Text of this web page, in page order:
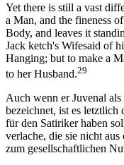
Yet there is still a vast
a Man, and the fineness
Body, and leaves it
Jack ketch's Wifesaid of
Hanging; but to make a
to her Husband.29
Auch wenn er Juvenal
bezeichnet, ist es
für den Satiriker haben
verlache, die sie nicht aus
zum gesellschaftlichen